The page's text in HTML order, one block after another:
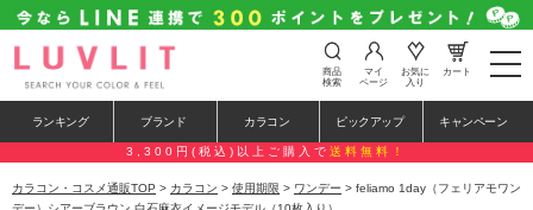
t
o
e
n
a
商品
検索
マイ
ページ
お気に
入り
カート
ランキング ブランド カラコン ピックアップ キャンペーン
3,300円(税込)以上ご購入で 送料無料！
カラコン・コスメ通販TOP > カラコン > 使用期限 > ワンデー > feliamo 1day（フェリアモワン